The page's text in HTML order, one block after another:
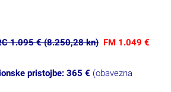
1.095 € (8.250,28 kn) FM 1.049 €
pristojbe: 365 € (obavezna